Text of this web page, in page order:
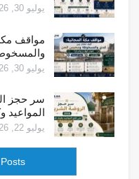
يوليو 30, 2026
مواقف
يوليو 30, 2026
يوليو 22, 2026